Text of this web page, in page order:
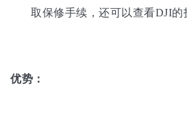
取保修手续，还可以查看DJI的
优势：